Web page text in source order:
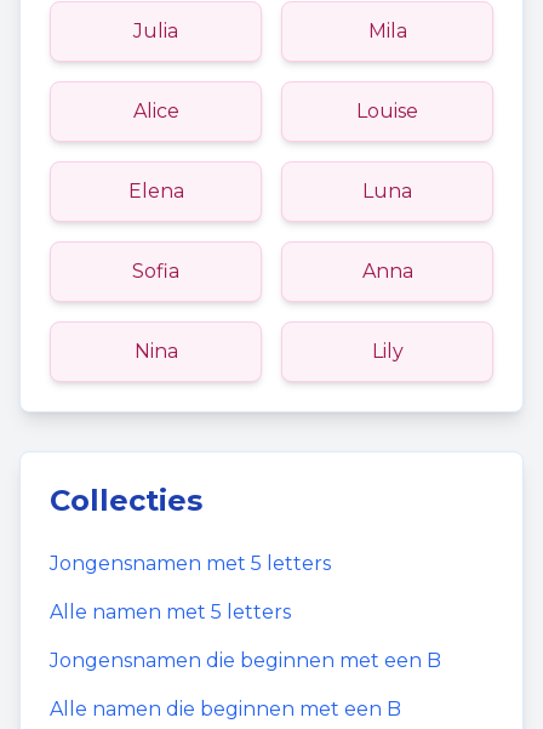
Julia Mila
Alice Louise
Elena Luna
Sofia Anna
Nina Lily
Collecties
Jongensnamen met 5 letters
Alle namen met 5 letters
Jongensnamen die beginnen met een B
Alle namen die beginnen met een B